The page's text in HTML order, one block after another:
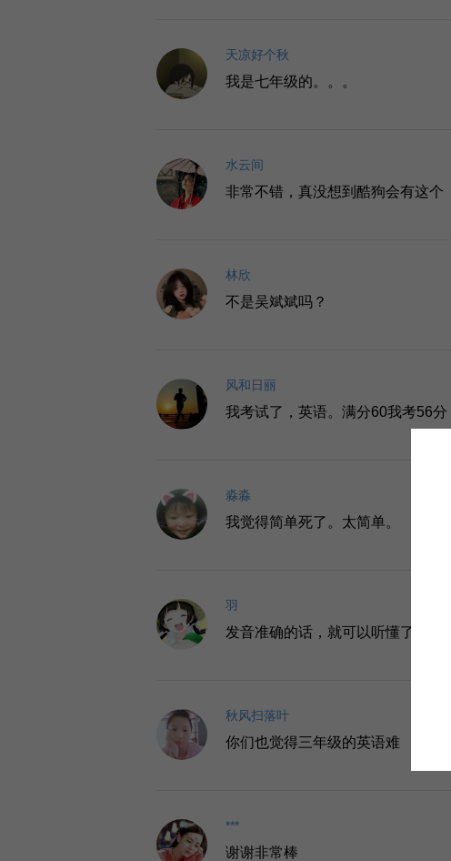
天凉好个秋
我是七年级的。。。
水云间
非常不错，真没想到酷狗会有这个
林欣
不是吴斌斌吗？
风和日丽
我考试了，英语。满分60我考56分
淼淼
我觉得简单死了。太简单。
羽
发音准确的话，就可以听懂了。
秋风扫落叶
你们也觉得三年级的英语难
***
谢谢非常棒